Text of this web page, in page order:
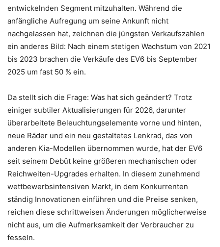
entwickelnden Segment mitzuhalten. Während die
anfängliche Aufregung um seine Ankunft nicht
nachgelassen hat, zeichnen die jüngsten Verkaufszahlen
ein anderes Bild: Nach einem stetigen Wachstum von 2021
bis 2023 brachen die Verkäufe des EV6 bis September
2025 um fast 50 % ein.
Da stellt sich die Frage: Was hat sich geändert? Trotz
einiger subtiler Aktualisierungen für 2026, darunter
überarbeitete Beleuchtungselemente vorne und hinten,
neue Räder und ein neu gestaltetes Lenkrad, das von
anderen Kia-Modellen übernommen wurde, hat der EV6
seit seinem Debüt keine größeren mechanischen oder
Reichweiten-Upgrades erhalten. In diesem zunehmend
wettbewerbsintensiven Markt, in dem Konkurrenten
ständig Innovationen einführen und die Preise senken,
reichen diese schrittweisen Änderungen möglicherweise
nicht aus, um die Aufmerksamkeit der Verbraucher zu
fesseln.